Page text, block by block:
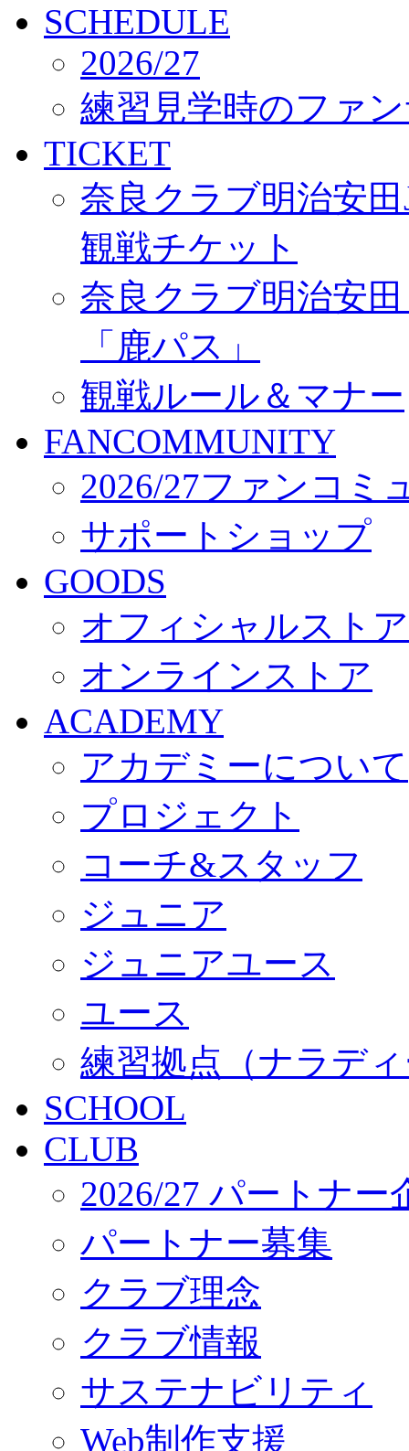
SCHEDULE
2026/27
練習見学時のファ
TICKET
奈良クラブ明治安
観戦チケット
奈良クラブ明治安
「鹿パス」
観戦ルール＆マナー
FANCOMMUNITY
2026/27ファンコミ
サポートショップ
GOODS
オフィシャルスト
オンラインストア
ACADEMY
アカデミーについて
プロジェクト
コーチ&スタッフ
ジュニア
ジュニアユース
ユース
練習拠点（ナラデ
SCHOOL
CLUB
2026/27 パートナー
パートナー募集
クラブ理念
クラブ情報
サステナビリティ
Web制作支援